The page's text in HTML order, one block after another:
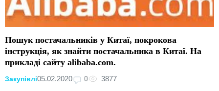
Пошук постачальників у Китаї, покрокова
інструкція, як знайти постачальника в Китаї. На
прикладі сайту alibaba.com.
Закупівлі05.02.2020 0 3877